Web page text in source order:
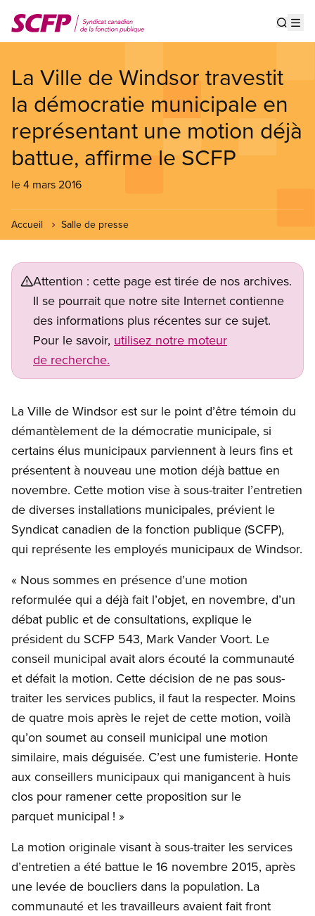
au
contenu
La Ville de Windsor travestit
la démocratie municipale en
représentant une motion déjà
battue, affirme le SCFP
le 4 mars 2016
Accueil Salle de presse
Attention : cette page est tirée de nos archives.
Il se pourrait que notre site Internet contienne
des informations plus récentes sur ce sujet.
Pour le savoir, utilisez notre moteur
de recherche.
La Ville de Windsor est sur le point d’être témoin du
démantèlement de la démocratie municipale, si
certains élus municipaux parviennent à leurs fins et
présentent à nouveau une motion déjà battue en
novembre. Cette motion vise à sous-traiter l’entretien
de diverses installations municipales, prévient le
Syndicat canadien de la fonction publique (SCFP),
qui représente les employés municipaux de Windsor.
« Nous sommes en présence d’une motion
reformulée qui a déjà fait l’objet, en novembre, d’un
débat public et de consultations, explique le
président du SCFP 543, Mark Vander Voort. Le
conseil municipal avait alors écouté la communauté
et défait la motion. Cette décision de ne pas sous-
traiter les services publics, il faut la respecter. Moins
de quatre mois après le rejet de cette motion, voilà
qu’on soumet au conseil municipal une motion
similaire, mais déguisée. C’est une fumisterie. Honte
aux conseillers municipaux qui manigancent à huis
clos pour ramener cette proposition sur le
parquet municipal ! »
La motion originale visant à sous-traiter les services
d’entretien a été battue le 16 novembre 2015, après
une levée de boucliers dans la population. La
communauté et les travailleurs avaient fait front